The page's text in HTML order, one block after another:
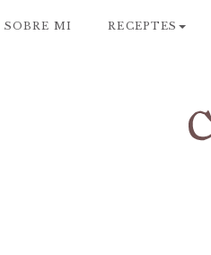
SOBRE MI RECEPTES